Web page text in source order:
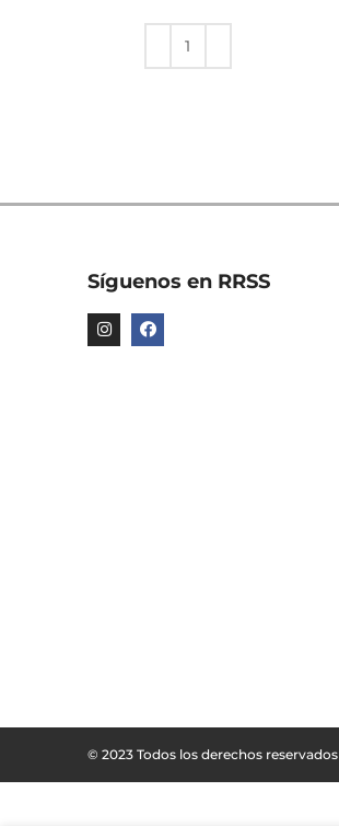
Síguenos en RRSS
© 2023 Todos los derechos reservados